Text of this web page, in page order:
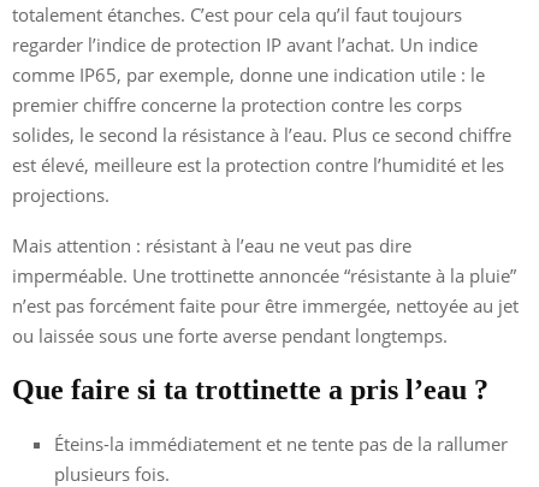
totalement étanches. C’est pour cela qu’il faut toujours
regarder l’indice de protection IP avant l’achat. Un indice
comme IP65, par exemple, donne une indication utile : le
premier chiffre concerne la protection contre les corps
solides, le second la résistance à l’eau. Plus ce second chiffre
est élevé, meilleure est la protection contre l’humidité et les
projections.
Mais attention : résistant à l’eau ne veut pas dire
imperméable. Une trottinette annoncée “résistante à la pluie”
n’est pas forcément faite pour être immergée, nettoyée au jet
ou laissée sous une forte averse pendant longtemps.
Que faire si ta trottinette a pris l’eau ?
Éteins-la immédiatement et ne tente pas de la rallumer
plusieurs fois.